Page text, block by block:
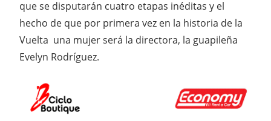
que se disputarán cuatro etapas inéditas y el
hecho de que por primera vez en la historia de la
Vuelta una mujer será la directora, la guapileña
Evelyn Rodríguez.